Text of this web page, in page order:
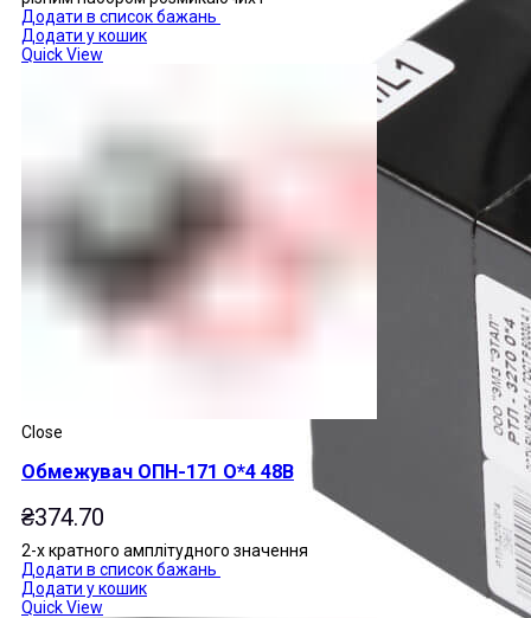
Додати в список бажань
Додати у кошик
Quick View
Close
Обмежувач ОПН-171 О*4 48В
₴374.70
2-х кратного амплітудного значення
Додати в список бажань
Додати у кошик
Quick View